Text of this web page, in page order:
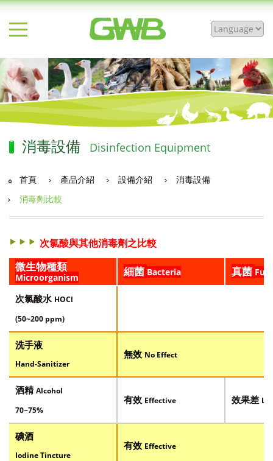
消毒設備 Disinfection Equipment
首頁 產品介紹 設備介紹 消毒設備
消毒劑比較
次氯酸與其他消毒劑之比較
微生物種類
Microorganism 細菌 Bacteria 真菌
次氯酸水 HOCl
(50~200 ppm)
洗手液
Hand-Sanitizer
無效 No Effect
酒精Alcohol
70~75%
有效 Effective 效果差
碘酒
Iodine Tincture
有效 Effective